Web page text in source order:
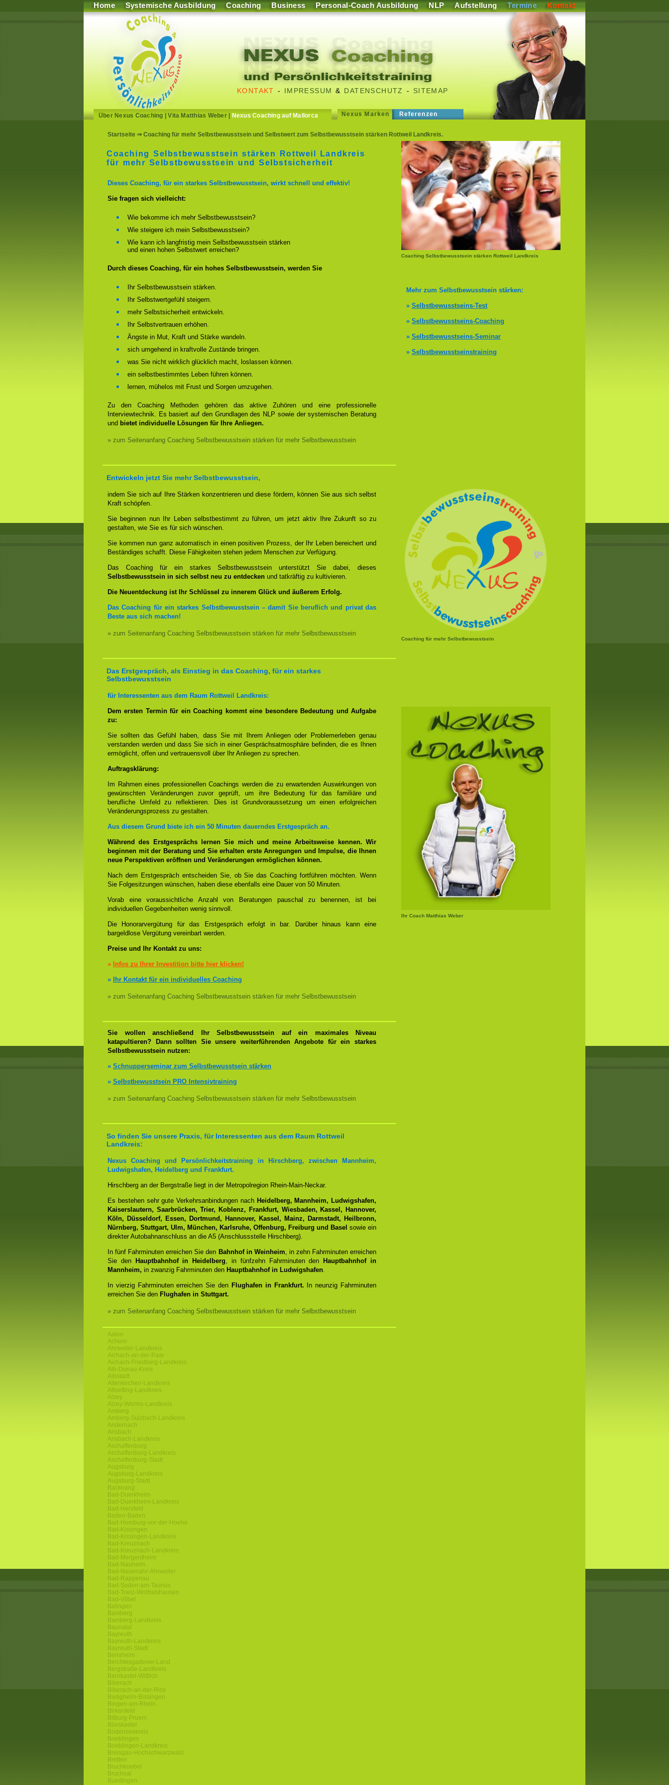
Home Systemische Ausbildung Coaching Business Personal-Coach Ausbildung NLP Aufstellung Termine Kontakt
KONTAKT - IMPRESSUM & DATENSCHUTZ - SITEMAP
Über Nexus Coaching |Vita Matthias Weber| Nexus Coaching auf Mallorca Nexus Marken Referenzen
Startseite ⇒ Coaching für mehr Selbstbewusstsein und Selbstwert zum Selbstbewusstsein stärken Rottweil Landkreis.
Coaching Selbstbewusstsein stärken Rottweil Landkreis
Coaching Selbstbewusstsein stärken Rottweil Landkreis
für mehr Selbstbewusstsein und Selbstsicherheit
Dieses Coaching, für ein starkes Selbstbewusstsein, wirkt schnell und effektiv!
Sie fragen sich vielleicht:
Wie bekomme ich mehr Selbstbewusstsein?
Wie steigere ich mein Selbstbewusstsein?
Wie kann ich langfristig mein Selbstbewusstsein stärken
und einen hohen Selbstwert erreichen?
Durch dieses Coaching, für ein hohes Selbstbewusstsein, werden Sie
Mehr zum Selbstbewusstsein stärken:
» Selbstbewusstseins-Test
» Selbstbewusstseins-Coaching
» Selbstbewusstseins-Seminar
» Selbstbewusstseinstraining
Ihr Selbstbewusstsein stärken.
Ihr Selbstwertgefühl steigern.
mehr Selbstsicherheit entwickeln.
Ihr Selbstvertrauen erhöhen.
Ängste in Mut, Kraft und Stärke wandeln.
sich umgehend in kraftvolle Zustände bringen.
was Sie nicht wirklich glücklich macht, loslassen können.
ein selbstbestimmtes Leben führen können.
lernen, mühelos mit Frust und Sorgen umzugehen.
Zu den Coaching Methoden gehören das aktive Zuhören und eine professionelle
Interviewtechnik. Es basiert auf den Grundlagen des NLP sowie der systemischen Beratung
und bietet individuelle Lösungen für Ihre Anliegen.
» zum Seitenanfang Coaching Selbstbewusstsein stärken für mehr Selbstbewusstsein
Entwickeln jetzt Sie mehr Selbstbewusstsein,
Coaching für mehr Selbstbewusstsein
indem Sie sich auf Ihre Stärken konzentrieren und diese fördern, können Sie aus sich selbst
Kraft schöpfen.
Sie beginnen nun Ihr Leben selbstbestimmt zu führen, um jetzt aktiv Ihre Zukunft so zu
gestalten, wie Sie es für sich wünschen.
Sie kommen nun ganz automatisch in einen positiven Prozess, der Ihr Leben bereichert und
Beständiges schafft. Diese Fähigkeiten stehen jedem Menschen zur Verfügung.
Das Coaching für ein starkes Selbstbewusstsein unterstützt Sie dabei, dieses
Selbstbewusstsein in sich selbst neu zu entdecken und tatkräftig zu kultivieren.
Die Neuentdeckung ist Ihr Schlüssel zu innerem Glück und äußerem Erfolg.
Das Coaching für ein starkes Selbstbewusstsein – damit Sie beruflich und privat das
Beste aus sich machen!
» zum Seitenanfang Coaching Selbstbewusstsein stärken für mehr Selbstbewusstsein
Das Erstgespräch, als Einstieg in das Coaching, für ein starkes
Selbstbewusstsein
für Interessenten aus dem Raum Rottweil Landkreis:
Ihr Coach Matthias Weber
Dem ersten Termin für ein Coaching kommt eine besondere Bedeutung und Aufgabe
zu:
Sie sollten das Gefühl haben, dass Sie mit Ihrem Anliegen oder Problemerleben genau
verstanden werden und dass Sie sich in einer Gesprächsatmosphäre befinden, die es Ihnen
ermöglicht, offen und vertrauensvoll über Ihr Anliegen zu sprechen.
Auftragsklärung:
Im Rahmen eines professionellen Coachings werden die zu erwartenden Auswirkungen von
gewünschten Veränderungen zuvor geprüft, um ihre Bedeutung für das familiäre und
berufliche Umfeld zu reflektieren. Dies ist Grundvoraussetzung um einen erfolgreichen
Veränderungsprozess zu gestalten.
Aus diesem Grund biete ich ein 50 Minuten dauerndes Erstgespräch an.
Während des Erstgesprächs lernen Sie mich und meine Arbeitsweise kennen. Wir
beginnen mit der Beratung und Sie erhalten erste Anregungen und Impulse, die Ihnen
neue Perspektiven eröffnen und Veränderungen ermöglichen können.
Nach dem Erstgespräch entscheiden Sie, ob Sie das Coaching fortführen möchten. Wenn
Sie Folgesitzungen wünschen, haben diese ebenfalls eine Dauer von 50 Minuten.
Vorab eine voraussichtliche Anzahl von Beratungen pauschal zu benennen, ist bei
individuellen Gegebenheiten wenig sinnvoll.
Die Honorarvergütung für das Erstgespräch erfolgt in bar. Darüber hinaus kann eine
bargeldlose Vergütung vereinbart werden.
Preise und Ihr Kontakt zu uns:
» Infos zu Ihrer Investition bitte hier klicken!
» Ihr Kontakt für ein individuelles Coaching
» zum Seitenanfang Coaching Selbstbewusstsein stärken für mehr Selbstbewusstsein
Sie wollen anschließend Ihr Selbstbewusstsein auf ein maximales Niveau
katapultieren? Dann sollten Sie unsere weiterführenden Angebote für ein starkes
Selbstbewusstsein nutzen:
» Schnupperseminar zum Selbstbewusstsein stärken
» Selbstbewusstsein PRO Intensivtraining
» zum Seitenanfang Coaching Selbstbewusstsein stärken für mehr Selbstbewusstsein
So finden Sie unsere Praxis, für Interessenten aus dem Raum Rottweil
Landkreis:
Nexus Coaching und Persönlichkeitstraining in Hirschberg, zwischen Mannheim,
Ludwigshafen, Heidelberg und Frankfurt.
Hirschberg an der Bergstraße liegt in der Metropolregion Rhein-Main-Neckar.
Es bestehen sehr gute Verkehrsanbindungen nach Heidelberg, Mannheim, Ludwigshafen,
Kaiserslautern, Saarbrücken, Trier, Koblenz, Frankfurt, Wiesbaden, Kassel, Hannover,
Köln, Düsseldorf, Essen, Dortmund, Hannover, Kassel, Mainz, Darmstadt, Heilbronn,
Nürnberg, Stuttgart, Ulm, München, Karlsruhe, Offenburg, Freiburg und Basel sowie ein
direkter Autobahnanschluss an die A5 (Anschlussstelle Hirschberg).
In fünf Fahrminuten erreichen Sie den Bahnhof in Weinheim, in zehn Fahrminuten erreichen
Sie den
Hauptbahnhof in Heidelberg, in fünfzehn Fahrminuten den
Hauptbahnhof in
Mannheim, in zwanzig Fahrminuten den Hauptbahnhof in Ludwigshafen.
In vierzig Fahrminuten erreichen Sie den Flughafen in Frankfurt.
In neunzig Fahrminuten
erreichen Sie den Flughafen in Stuttgart.
» zum Seitenanfang Coaching Selbstbewusstsein stärken für mehr Selbstbewusstsein
Aalen
Achern
Ahrweiler-Landkreis
Aichach-an-der-Paar
Aichach-Friedberg-Landkreis
Alb-Donau-Kreis
Albstadt
Altenkirchen-Landkreis
Altoetting-Landkreis
Alzey
Alzey-Worms-Landkreis
Amberg
Amberg-Sulzbach-Landkreis
Andernach
Ansbach
Ansbach-Landkreis
Aschaffenburg
Aschaffenburg-Landkreis
Aschaffenburg-Stadt
Augsburg
Augsburg-Landkreis
Augsburg-Stadt
Backnang
Bad-Duerkheim
Bad-Duerkheim-Landkreis
Bad-Hersfeld
Baden-Baden
Bad-Homburg-vor-der-Hoehe
Bad-Kissingen
Bad-Kissingen-Landkreis
Bad-Kreuznach
Bad-Kreuznach-Landkreis
Bad-Mergentheim
Bad-Nauheim
Bad-Neuenahr-Ahrweiler
Bad-Rappenau
Bad-Soden-am-Taunus
Bad-Toelz-Wolfratshausen
Bad-Vilbel
Balingen
Bamberg
Bamberg-Landkreis
Baunatal
Bayreuth
Bayreuth-Landkreis
Bayreuth-Stadt
Bensheim
Berchtesgadener-Land
Bergstraße-Landkreis
Bernkastel-Wittlich
Biberach
Biberach-an-der-Riss
Bietigheim-Bissingen
Bingen-am-Rhein
Birkenfeld
Bitburg-Pruem
Blieskastel
Bodenseekreis
Boeblingen
Boeblingen-Landkreis
Breisgau-Hochschwarzwald
Bretten
Bruchkoebel
Bruchsal
Buedingen